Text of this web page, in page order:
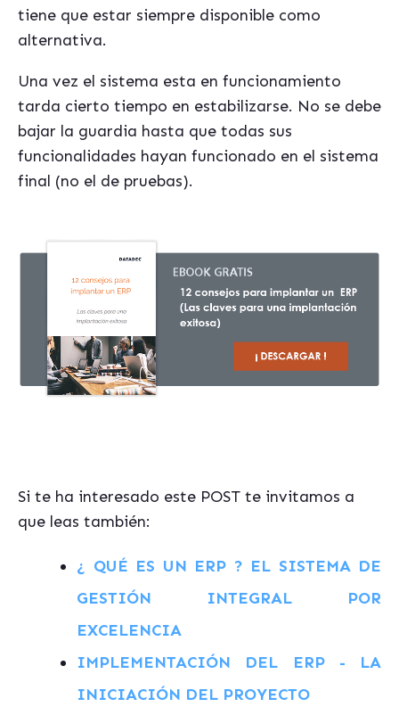
tiene que estar siempre disponible como
alternativa.
Una vez el sistema esta en funcionamiento
tarda cierto tiempo en estabilizarse. No se debe
bajar la guardia hasta que todas sus
funcionalidades hayan funcionado en el sistema
final (no el de pruebas).
Si te ha interesado este POST te invitamos a
que leas también:
¿ QUÉ ES UN ERP ? EL SISTEMA DE
GESTIÓN INTEGRAL POR
EXCELENCIA
IMPLEMENTACIÓN DEL ERP - LA
INICIACIÓN DEL PROYECTO